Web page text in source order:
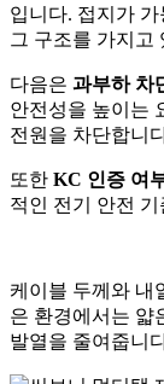
입니다. 접지가
그 구조를 가지고
다음은 과부하 차
안전성을 높이는
전원을 차단합니
또한 KC 인증 여
적인 전기 안전
케이블 두께와 내
은 환경에서는 얇
발열을 줄여줍니